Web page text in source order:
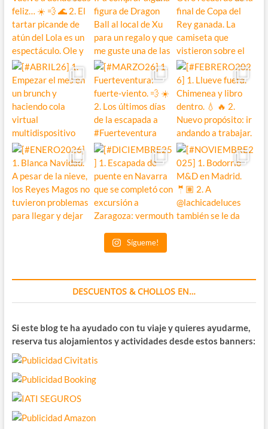
Sígueme!
DESCUENTOS & CHOLLOS EN…
Si este blog te ha ayudado con tu viaje y quieres ayudarme,
reserva tus alojamientos y actividades desde estos banners: